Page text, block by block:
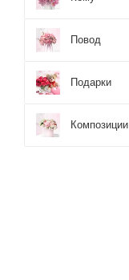
Повод
Подарки
Композиции